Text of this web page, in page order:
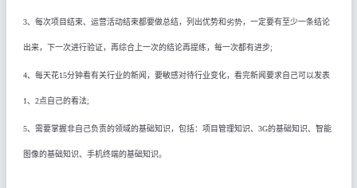
3、每次项目结束、运营活动结束都要做总结，列出优势和劣势，一定要有至少一条结论
出来，下一次进行验证，再综合上一次的结论再提练，每一次都有进步;
4、每天花15分钟看有关行业的新闻，要敏感对待行业变化，看完新闻要求自己可以发表
1、 2点自己的看法;
5、需要掌握非自己负责的领域的基础知识，包括：项目管理知识、3G的基础知识、智能
图像的基础知识、手机终端的基础知识。